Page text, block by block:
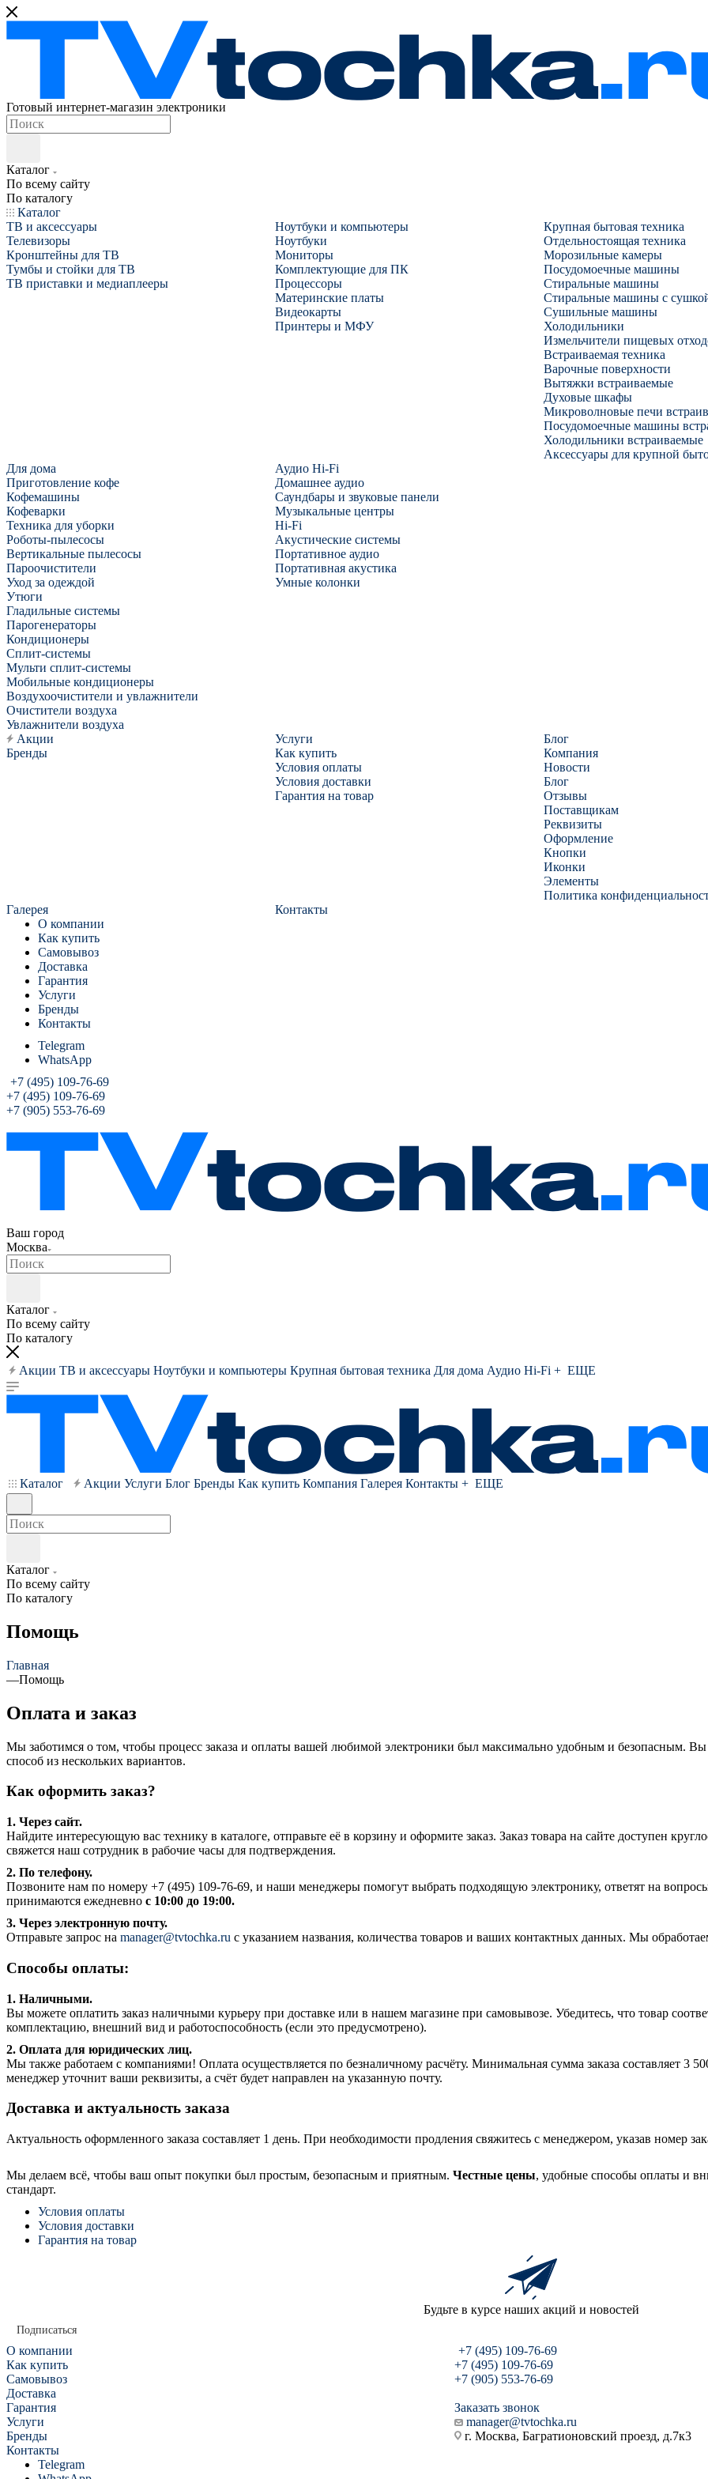
Готовый интернет-магазин электроники
Каталог
По всему сайту
По каталогу
Каталог
ТВ и аксессуары
Телевизоры
Кронштейны для ТВ
Тумбы и стойки для ТВ
ТВ приставки и медиаплееры
Ноутбуки и компьютеры
Ноутбуки
Мониторы
Комплектующие для ПК
Процессоры
Материнские платы
Видеокарты
Принтеры и МФУ
Крупная бытовая техника
Отдельностоящая техника
Морозильные камеры
Посудомоечные машины
Стиральные машины
Стиральные машины с
Сушильные машины
Холодильники
Измельчители пищевых
Встраиваемая техника
Варочные поверхности
Вытяжки встраиваемые
Духовые шкафы
Микроволновые печи
Посудомоечные машины
Холодильники встраиваемые
Аксессуары для крупной
Для дома
Приготовление кофе
Кофемашины
Кофеварки
Техника для уборки
Роботы-пылесосы
Вертикальные пылесосы
Пароочистители
Уход за одеждой
Утюги
Гладильные системы
Парогенераторы
Кондиционеры
Сплит-системы
Мульти сплит-системы
Мобильные кондиционеры
Воздухоочистители и увлажнители
Очистители воздуха
Увлажнители воздуха
Аудио Hi-Fi
Домашнее аудио
Саундбары и звуковые панели
Музыкальные центры
Hi-Fi
Акустические системы
Портативное аудио
Портативная акустика
Умные колонки
Акции Услуги
Блог
Бренды
Как купить
Условия оплаты
Условия доставки
Гарантия на товар
Компания
Новости
Блог
Отзывы
Поставщикам
Реквизиты
Оформление
Кнопки
Иконки
Элементы
Политика
Галерея
Контакты
О компании
Как купить
Самовывоз
Доставка
Гарантия
Услуги
Бренды
Контакты
Telegram
WhatsApp
+7 (495) 109-76-69
+7 (495) 109-76-69
+7 (905) 553-76-69
Ваш город
Москва
Каталог
По всему сайту
По каталогу
Акции ТВ и аксессуары Ноутбуки и компьютеры Крупная бытовая техника Для дома Аудио Hi-Fi + ЕЩЕ
Каталог Акции Услуги Блог Бренды Как купить Компания Галерея Контакты + ЕЩЕ
Каталог
По всему сайту
По каталогу
Помощь
Главная
—Помощь
Оплата и заказ
Мы заботимся о том, чтобы процесс заказа и оплаты вашей любимой электроники был максимально удобным и безопасным.
способ из нескольких вариантов.
Как оформить заказ?
1. Через сайт.
Найдите интересующую вас технику в каталоге, отправьте её в корзину и оформите заказ. Заказ товара на сайте доступен
свяжется наш сотрудник в рабочие часы для подтверждения.
2. По телефону.
Позвоните нам по номеру +7 (495) 109-76-69, и наши менеджеры помогут выбрать подходящую электронику, ответят на
принимаются ежедневно с 10:00 до 19:00.
3. Через электронную почту.
Отправьте запрос на manager@tvtochka.ru с указанием названия, количества товаров и ваших контактных данных. Мы
Способы оплаты:
1. Наличными.
Вы можете оплатить заказ наличными курьеру при доставке или в нашем магазине при самовывозе. Убедитесь, что товар
комплектацию, внешний вид и работоспособность (если это предусмотрено).
2. Оплата для юридических лиц.
Мы также работаем с компаниями! Оплата осуществляется по безналичному расчёту. Минимальная сумма заказа составляет 3
менеджер уточнит ваши реквизиты, а счёт будет направлен на указанную почту.
Доставка и актуальность заказа
Актуальность оформленного заказа составляет 1 день. При необходимости продления свяжитесь с менеджером, указав номер
Мы делаем всё, чтобы ваш опыт покупки был простым, безопасным и приятным. Честные цены, удобные способы оплаты и
стандарт.
Условия оплаты
Условия доставки
Гарантия на товар
Будьте в курсе наших акций и новостей
Подписаться
О компании
Как купить
Самовывоз
Доставка
Гарантия
Услуги
Бренды
Контакты
Telegram
+7 (495) 109-76-69
+7 (495) 109-76-69
+7 (905) 553-76-69
Заказать звонок
manager@tvtochka.ru
г. Москва, Багратионовский проезд, д.7к3